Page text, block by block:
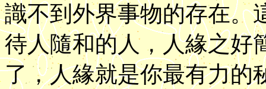
識不到外界事物的存在。
待人隨和的人，人緣之好
了，人緣就是你最有力的